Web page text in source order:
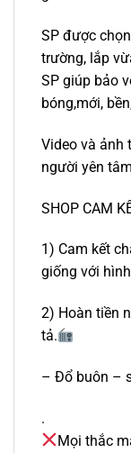
SP được
trường, lắp
SP giúp bảo
bóng,mới,
Video và ảnh
người yên
SHOP CAM
1) Cam kết
giống với
2) Hoàn tiền
tả.
– Đổ buôn –
.
Mọi thắc